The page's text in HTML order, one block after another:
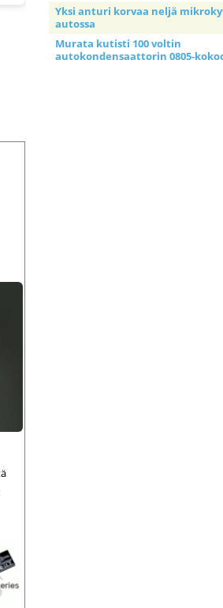
Yksi anturi korvaa neljä
autossa
Murata kutisti 100 voltin
autokondensaattorin 0805-